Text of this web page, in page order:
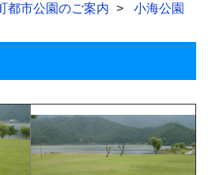
都市公園のご案内
小海公園